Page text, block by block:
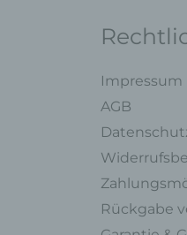
Impressum
AGB
Rückgabe